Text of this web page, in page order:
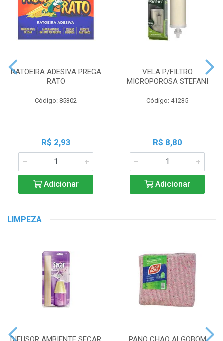
RATOEIRA ADESIVA PREGA
RATO
Código: 85302
R$ 2,93
Adicionar
VELA P/FILTRO
MICROPOROSA STEFANI
Código: 41235
R$ 8,80
Adicionar
LIMPEZA
DIFUSOR AMBIENTE SECAR PANO CHAO ALGOBOM